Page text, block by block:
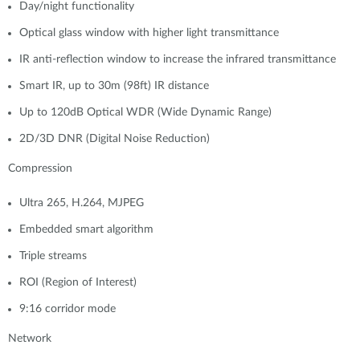
Day/night functionality
Optical glass window with higher light transmittance
IR anti-reflection window to increase the infrared transmittance
Smart IR, up to 30m (98ft) IR distance
Up to 120dB Optical WDR (Wide Dynamic Range)
2D/3D DNR (Digital Noise Reduction)
Compression
Ultra 265, H.264, MJPEG
Embedded smart algorithm
Triple streams
ROI (Region of Interest)
9:16 corridor mode
Network